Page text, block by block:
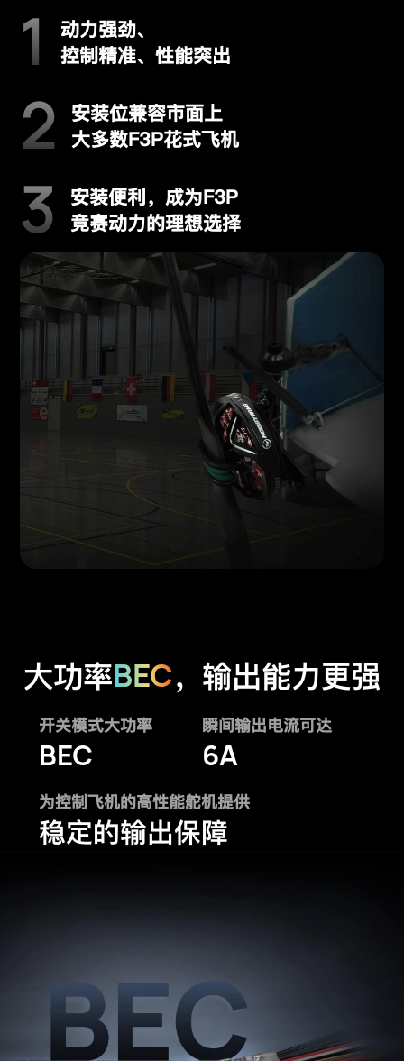
1
动力强劲、
控制精准、性能突出
2
安装位兼容市面上
大多数F3P花式飞机
3
安装便利，成为F3P
竞赛动力的理想选择
大功率BEC，输出能力更强
开关模式大功率
BEC
瞬间输出电流可达
6A
为控制飞机的高性能舵机提供
稳定的输出保障